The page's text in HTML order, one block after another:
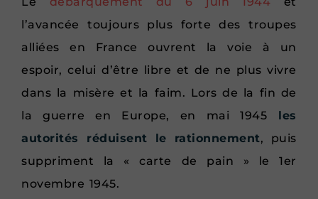
l’avancée toujours plus forte des troupes
alliées en France ouvrent la voie à un
espoir, celui d’être libre et de ne plus vivre
dans la misère et la faim. Lors de la fin de
la guerre en Europe, en mai 1945 les
autorités réduisent le rationnement, puis
suppriment la « carte de pain » le 1er
novembre 1945.